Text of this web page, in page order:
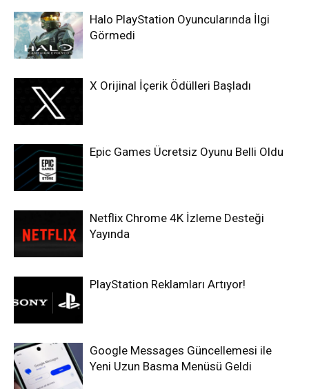
Halo PlayStation Oyuncularında İlgi
Görmedi
X Orijinal İçerik Ödülleri Başladı
Epic Games Ücretsiz Oyunu Belli Oldu
Netflix Chrome 4K İzleme Desteği
Yayında
PlayStation Reklamları Artıyor!
Google Messages Güncellemesi ile
Yeni Uzun Basma Menüsü Geldi